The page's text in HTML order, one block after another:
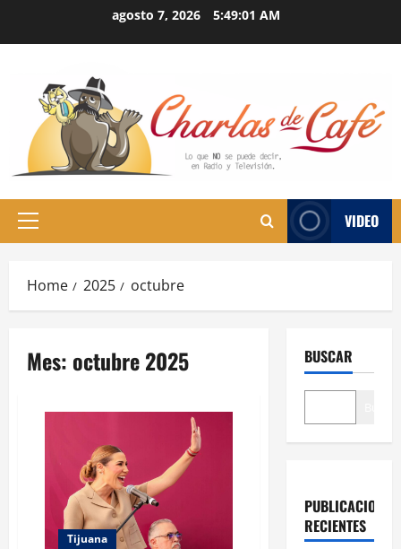
agosto 7, 2026 5:49:02 AM
Primary
VIDEO
Home 2025 octubre
Mes: octubre 2025
Tijuana
BUSCAR
PUBLICACIONES
RECIENTES